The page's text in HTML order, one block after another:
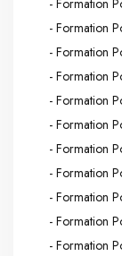
- Formation
- Formation
- Formation
- Formation
- Formation
- Formation
- Formation
- Formation
- Formation
- Formation
- Formation